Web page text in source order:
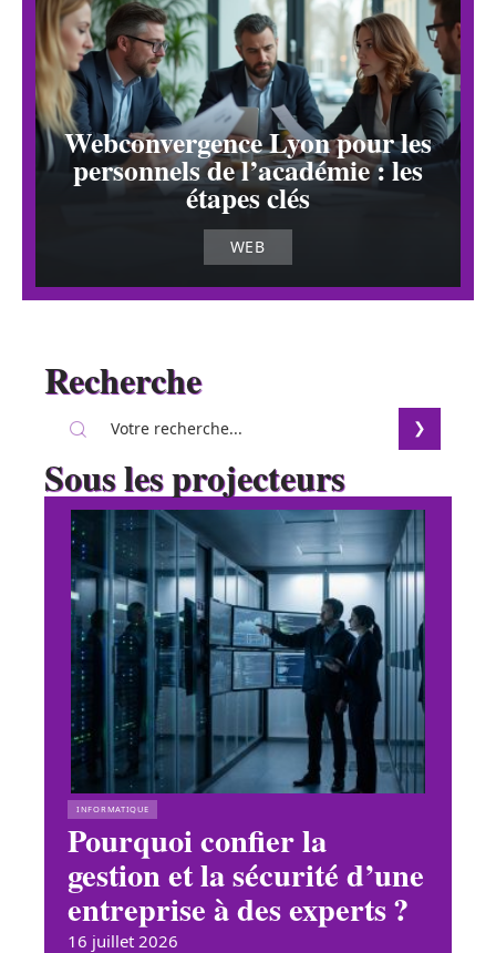
Webconvergence Lyon pour les
personnels de l’académie : les
étapes clés
WEB
Recherche
Sous les projecteurs
INFORMATIQUE
Pourquoi confier la
gestion et la sécurité d’une
entreprise à des experts ?
16 juillet 2026